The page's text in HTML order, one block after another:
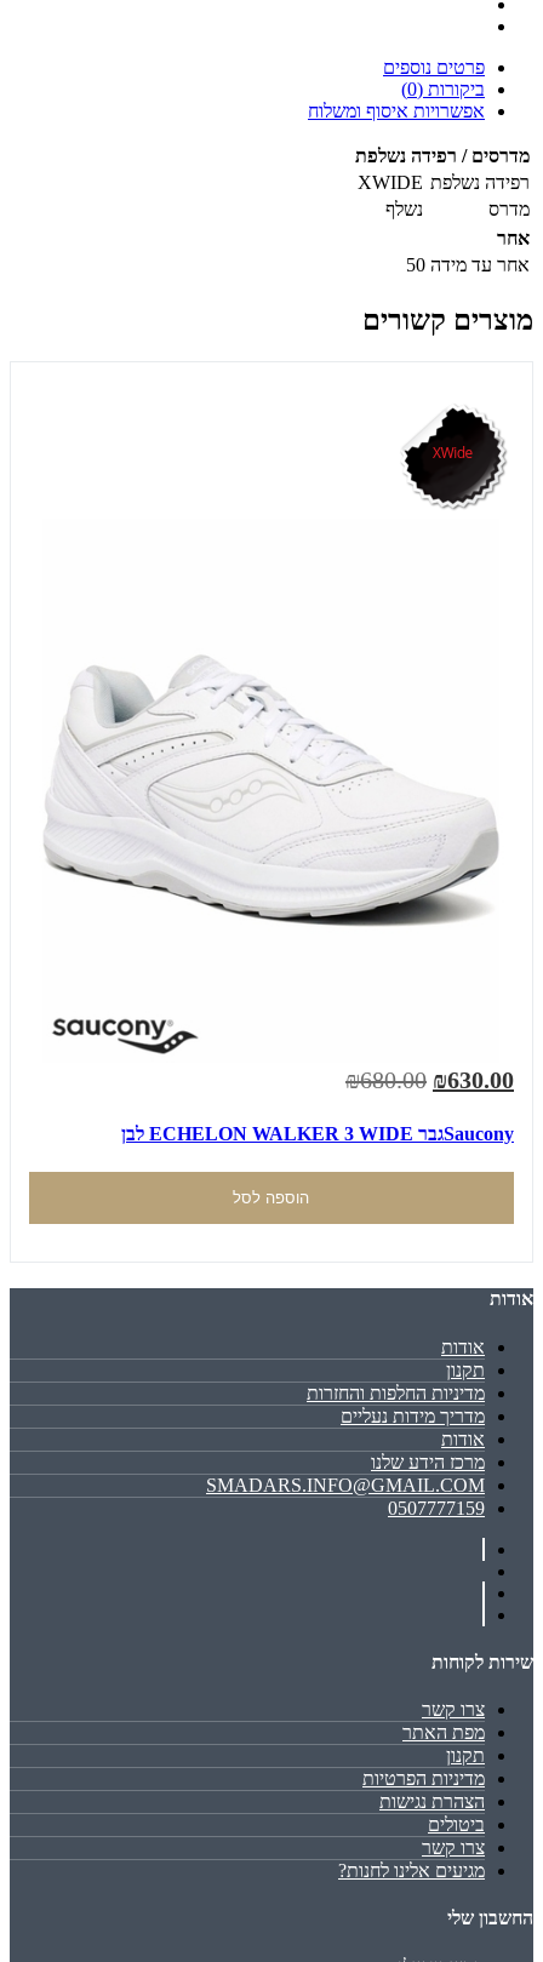
פרטים נוספים
ביקורות (0)
אפשרויות איסוף ומשלוח
מדרסים / רפידה נשלפת
רפידה נשלפת XWIDE
מדרס
נשלף
אחר
אחר עד מידה 50
מוצרים קשורים
₪630.00
₪680.00
Sauconyגבר ECHELON WALKER 3 WIDE לבן
הוספה לסל
אודות
אודות
תקנון
מדיניות החלפות והחזרות
מדריך מידות נעליים
אודות
מרכז הידע שלנו
SMADARS.INFO@GMAIL.COM
0507777159
שירות לקוחות
צרו קשר
מפת האתר
תקנון
מדיניות הפרטיות
הצהרת נגישות
ביטולים
צרו קשר
מגיעים אלינו לחנות?
החשבון שלי